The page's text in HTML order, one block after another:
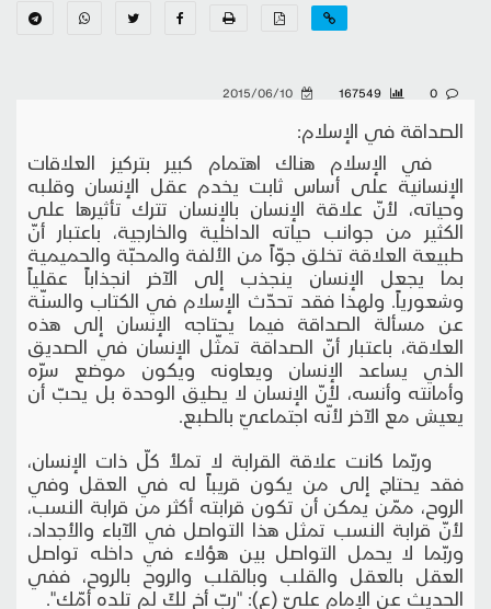
الصداقة في الإسلام:
في الإسلام هناك اهتمام كبير بتركيز العلاقات
الإنسانية على أساس ثابت يخدم عقل الإنسان وقلبه
وحياته، لأنّ علاقة الإنسان بالإنسان تترك تأثيرها على
الكثير من جوانب حياته الداخلية والخارجية، باعتبار أنّ
طبيعة العلاقة تخلق جوّاً من الألفة والمحبّة والحميمية
بما يجعل الإنسان ينجذب إلى الآخر انجذاباً عقلياً
وشعورياً. ولهذا فقد تحدّث الإسلام في الكتاب والسنّة
عن مسألة الصداقة فيما يحتاجه الإنسان إلى هذه
العلاقة، باعتبار أنّ الصداقة تمثّل الإنسان في الصديق
الذي يساعد الإنسان ويعاونه ويكون موضع سرّه
وأمانته وأنسه، لأنّ الإنسان لا يطيق الوحدة بل يحبّ أن
يعيش مع الآخر لأنّه اجتماعيّ بالطبع.
وربّما كانت علاقة القرابة لا تملأ كلّ ذات الإنسان،
فقد يحتاج إلى من يكون قريباً له في العقل وفي
الروح، ممّن يمكن أن تكون قرابته أكثر من قرابة النسب،
لأنّ قرابة النسب تمثل هذا التواصل في الآباء والأجداد،
وربّما لا يحمل التواصل بين هؤلاء في داخله تواصل
العقل بالعقل والقلب وبالقلب والروح بالروح، ففي
الحديث عن الإمام عليّ (ع): "ربّ أخٍ لكَ لم تلده أمّك".